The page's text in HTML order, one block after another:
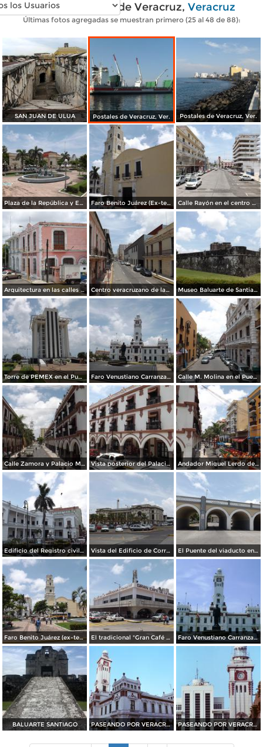
Fotos modernas de Veracruz, Veracruz
Últimas fotos agregadas se muestran primero (25 al 48 de 88):
SAN JUAN DE ULUA Postales de Veracruz, Ver. Postales de Veracruz, Ver.
Plaza de la República y Edificio de la aduana. Julio/2012 Faro Benito Juárez (Ex-templo de San Francisco). Julio/2012 Calle Rayón en el centro de Veracruz. Julio/2012
Arquitectura en las calles Rayón y Gómez Farías. Julio/2012 Centro veracruzano de las artes y Av. Independencia. Julio/2012 Museo Baluarte de Santiago en el Puerto de Veracruz. Julio/2012
Torre de PEMEX en el Puerto de Veracruz. Julio/2012 Faro Venustiano Carranza en el Puerto de Veracruz. Julio/2012 Calle M. Molina en el Puerto de Veracruz. Julio/2012
Calle Zamora y Palacio Municipal de Veracruz. Julio/2012 Vista posterior del Palacio Municipal y la calle Zaragoza. Julio/2012 Andador Miguel Lerdo de Tejada en Veracruz. Julio/2012
Edificio del Registro civil y Hotel Colonial. Veracruz. Julio/2012 Vista del Edificio de Correos en Veracruz. Julio/2012 El Puente del viaducto en Veracruz. Julio/2012
Faro Benito Juárez (ex-templo de San Francisco) y Plaza de la República. Julio/2012 El tradicional "Gran Café de la Parroquia". Julio/2012 Faro Venustiano Carranza (Museo Naval). Julio/2012
BALUARTE SANTIAGO PASEANDO POR VERACRUZ PASEANDO POR VERACRUZ